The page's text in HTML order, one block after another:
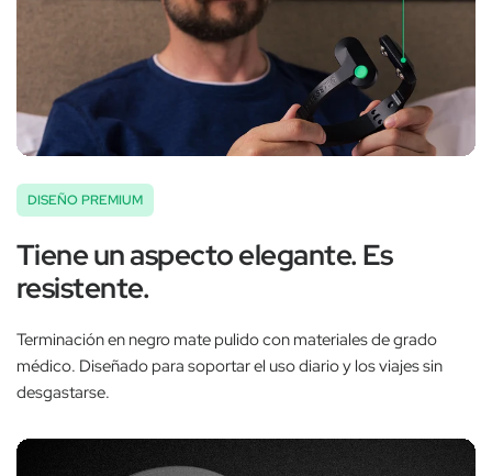
DISEÑO PREMIUM
Tiene un aspecto elegante. Es
resistente.
Terminación en negro mate pulido con materiales de grado
médico. Diseñado para soportar el uso diario y los viajes sin
desgastarse.